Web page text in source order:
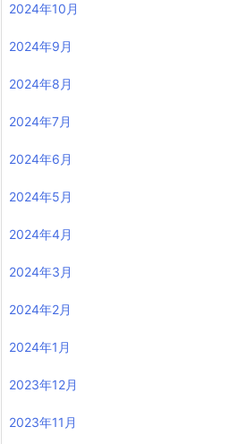
2024年10月
2024年9月
2024年8月
2024年7月
2024年6月
2024年5月
2024年4月
2024年3月
2024年2月
2024年1月
2023年12月
2023年11月